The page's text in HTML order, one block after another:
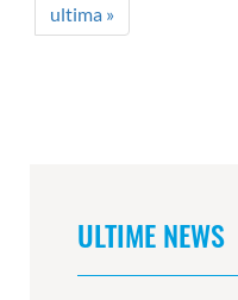
ultima »
ULTIME NEWS